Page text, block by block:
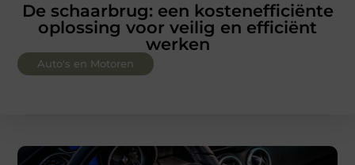
De schaarbrug: een kostenefficiënte
oplossing voor veilig en efficiënt
werken
Auto's en Motoren